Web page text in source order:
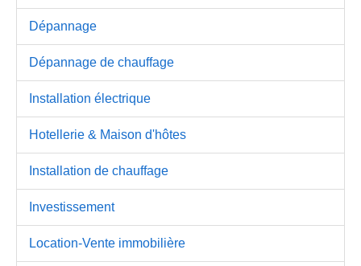
Dépannage
Dépannage de chauffage
Installation électrique
Hotellerie & Maison d'hôtes
Installation de chauffage
Investissement
Location-Vente immobilière